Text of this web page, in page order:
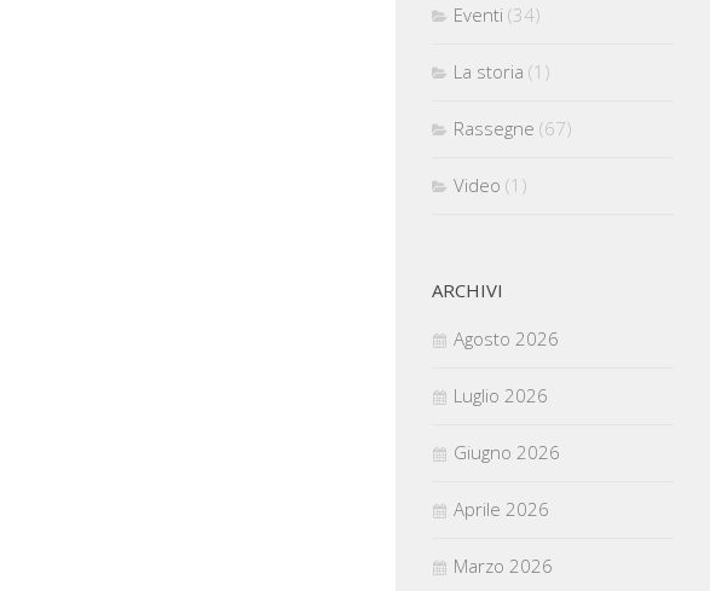
Eventi (34)
La storia (1)
Rassegne (67)
Video (1)
ARCHIVI
Agosto 2026
Luglio 2026
Giugno 2026
Aprile 2026
Marzo 2026